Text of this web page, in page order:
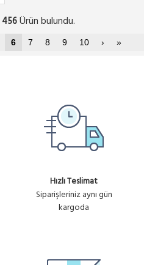
456Ürün bulundu.
6 7 8 9 10 › »
Hızlı Teslimat
Siparişleriniz aynı gün
kargoda